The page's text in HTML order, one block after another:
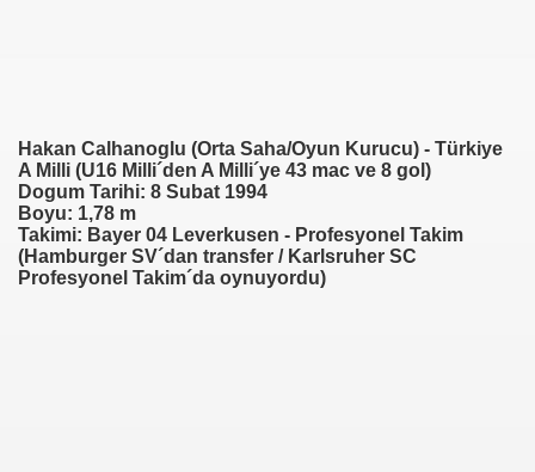
Hakan Calhanoglu (Orta Saha/Oyun Kurucu) - Türkiye
A Milli (U16 Milli´den A Milli´ye 43 mac ve 8 gol)
Dogum Tarihi: 8 Subat 1994
Boyu: 1,78 m
Takimi: Bayer 04 Leverkusen - Profesyonel Takim
(Hamburger SV´dan transfer / Karlsruher SC
Profesyonel Takim´da oynuyordu)